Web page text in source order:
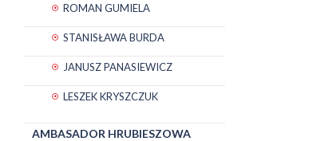
ROMAN GUMIELA
STANISŁAWA BURDA
JANUSZ PANASIEWICZ
LESZEK KRYSZCZUK
AMBASADOR HRUBIESZOWA